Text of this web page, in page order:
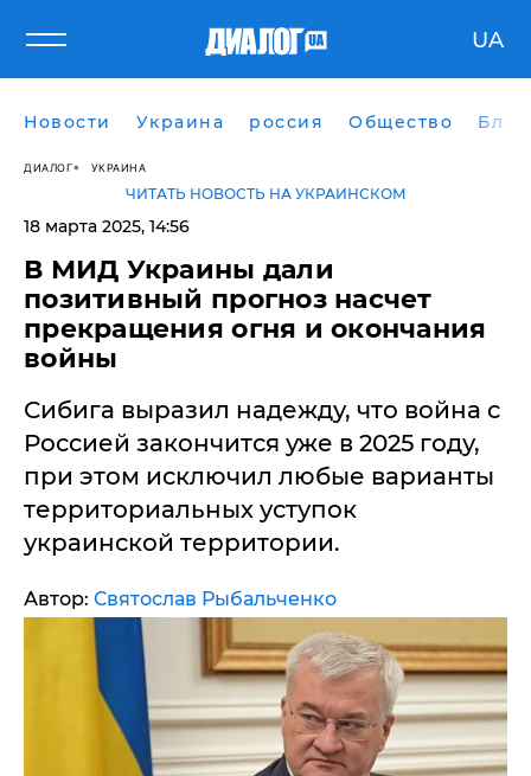
UA
Новости Украина россия Общество
ДИАЛОГ УКРАИНА
ЧИТАТЬ НОВОСТЬ НА УКРАИНСКОМ
18 марта 2025, 14:56
В МИД Украины дали
позитивный прогноз насчет
прекращения огня и окончания
войны
Сибига выразил надежду, что война с
Россией закончится уже в 2025 году,
при этом исключил любые варианты
территориальных уступок
украинской территории.
Автор: Святослав Рыбальченко